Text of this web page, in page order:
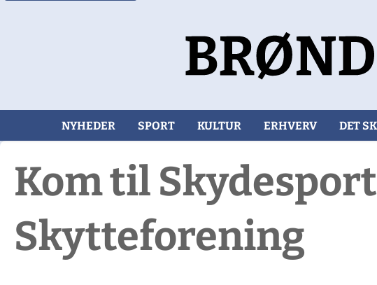
NYHEDER SPORT KULTUR ERHVERV DET
Kom til
Skytteforening